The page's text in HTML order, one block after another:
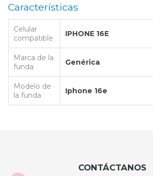
Características
Celular
compatible
IPHONE 16E
Marca de la
funda
Genérica
Modelo de
la funda
Iphone 16e
CONTÁCTANOS